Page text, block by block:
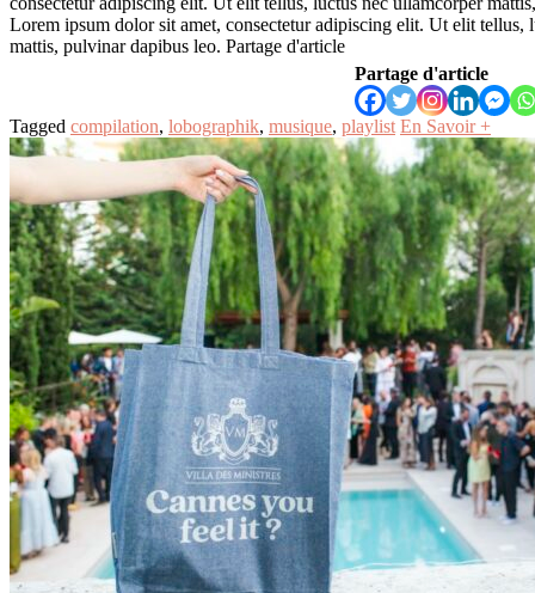
Lorem ipsum dolor sit amet, consectetur adipiscing elit. Ut elit tellus,
mattis, pulvinar dapibus leo. Partage d'article
Partage d'article
Tagged compilation, lobographik, musique, playlist En Savoir +